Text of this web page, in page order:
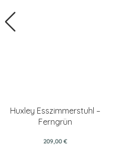
Huxley Esszimmerstuhl –
Ferngrün
209,00 €